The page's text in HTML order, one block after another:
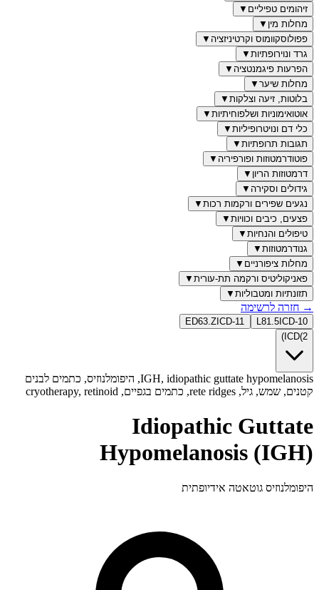
זיהומים טפיליים ▼
מחלות מין ▼
פפולוסקוומוס וקרטיניזציה ▼
גרד ונוירופתיות ▼
הפרעות פיגמנטציה ▼
מחלות שיער ▼
בלוטות, זיעה וצלקות ▼
אוטואימוניות ושלפוחיתיות ▼
כלי דם ונויטרופיליות ▼
תגובות תרופתיות ▼
פוטודרמטוזות ופורפיריה ▼
דרמטוזות הריון ▼
גידולים וסקירה ▼
נגעים שפירים ורקמות רכות ▼
פצעים, כיבים וכוויות ▼
טיפולים והנחיות ▼
גנודרמטוזות ▼
מחלות ציפורניים ▼
פאניקוליטיס ורקמה תת-עורית ▼
תזונתיות ומטבוליות ▼
→ חזרה לרשימה
L81.5 ICD-10
ED63.Z ICD-11
ICD(2
)
IGH, idiopathic guttate hypomelanosis, היפומלנוזיס, כתמים לבנים
קטנים, שמש, גיל, rete ridges, כתמים בגפיים, cryotherapy, retinoid
Idiopathic Guttate
Hypomelanosis (IGH)
היפומלנוזיס גוטאטה אידיופתית